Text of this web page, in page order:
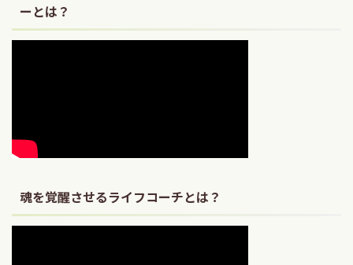
ーとは？
魂を覚醒させるライフコーチとは？